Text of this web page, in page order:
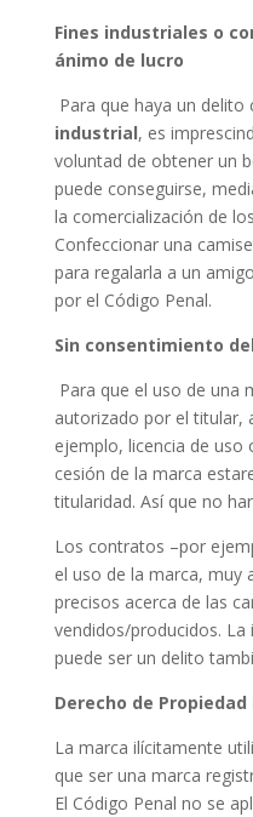
Fines industriales o
ánimo de lucro
Para que haya un delito
industrial, es
voluntad de obtener un
puede conseguirse,
la comercialización de
Confeccionar una
para regalarla a un
por el Código Penal.
Sin consentimiento
Para que el uso de una
autorizado por el titular,
ejemplo, licencia de uso
cesión de la marca
titularidad. Así que no
Los contratos –por
el uso de la marca, muy
precisos acerca de las
vendidos/producidos.
puede ser un delito
Derecho de
La marca ilícitamente
que ser una marca
El Código Penal no se